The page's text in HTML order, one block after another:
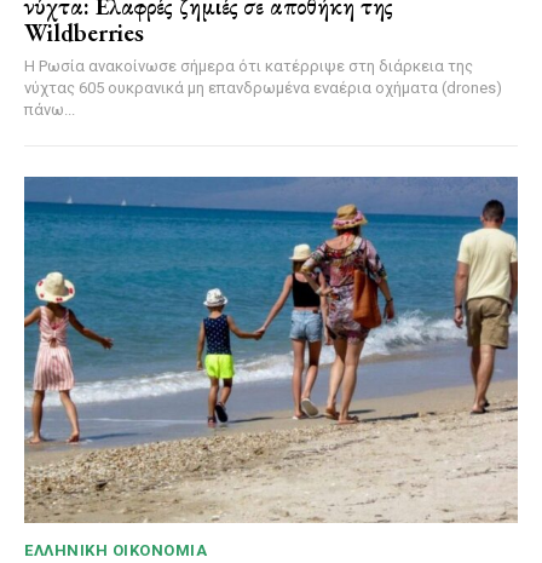
Wildberries
Η Ρωσία ανακοίνωσε σήμερα ότι κατέρριψε στη διάρκεια της
νύχτας 605 ουκρανικά μη επανδρωμένα εναέρια οχήματα (drones)
πάνω...
ΕΛΛΗΝΙΚΉ ΟΙΚΟΝΟΜΊΑ